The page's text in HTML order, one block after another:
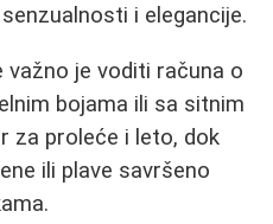
i elegancije.
važno je voditi računa o
bojama ili sa sitnim
za proleće i leto, dok
ili plave savršeno